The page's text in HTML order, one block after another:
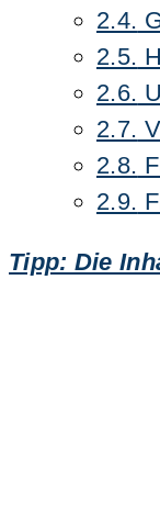
2.4.
2.5.
2.6.
2.7.
2.8.
2.9.
Tipp: Die